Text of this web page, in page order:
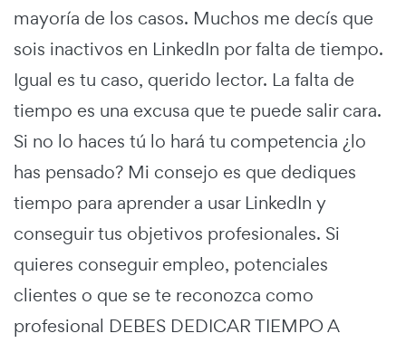
mayoría de los casos. Muchos me decís que
sois inactivos en LinkedIn por falta de tiempo.
Igual es tu caso, querido lector. La falta de
tiempo es una excusa que te puede salir cara.
Si no lo haces tú lo hará tu competencia ¿lo
has pensado? Mi consejo es que dediques
tiempo para aprender a usar LinkedIn y
conseguir tus objetivos profesionales. Si
quieres conseguir empleo, potenciales
clientes o que se te reconozca como
profesional DEBES DEDICAR TIEMPO A